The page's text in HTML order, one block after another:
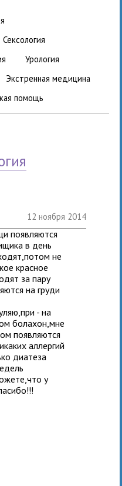
сексология
урология
экстренная медицина
помощь
12 ноября 2014
появляются
в день
не
красное
за пару
на груди
- на
болахон,мне
появляются
аллергий
диатеза
у